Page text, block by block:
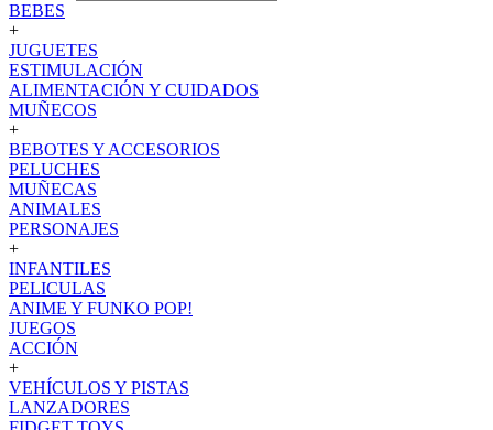
BEBES
+
JUGUETES
ESTIMULACIÓN
ALIMENTACIÓN Y CUIDADOS
MUÑECOS
+
BEBOTES Y ACCESORIOS
PELUCHES
MUÑECAS
ANIMALES
PERSONAJES
+
INFANTILES
PELICULAS
ANIME Y FUNKO POP!
JUEGOS
ACCIÓN
+
VEHÍCULOS Y PISTAS
LANZADORES